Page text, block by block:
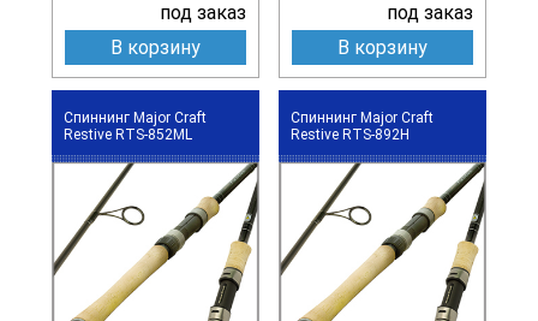
под заказ
В корзину
под заказ
В корзину
Спиннинг Major Craft
Restive RTS-852ML
Спиннинг Major Craft
Restive RTS-892H